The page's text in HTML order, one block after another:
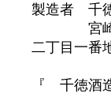
製造者 千
宮崎県
二丁目一番
『 千徳酒